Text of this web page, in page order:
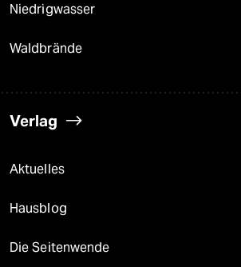
Niedrigwasser
Waldbrände
Verlag
Aktuelles
Hausblog
Die Seitenwende